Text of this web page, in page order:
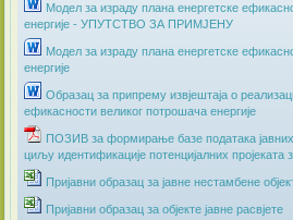
​Модел за израду плана енергетске
енергије - УПУТСТВО ЗА ПРИМЈЕНУ
Модел за израду плана енергетске
енергије
Образац за припрему извјештаја о
ефикасности великог потрошача енергије
ПОЗИВ за формирање базе података јавних
циљу идентификације потенцијалних пројеката
Пријавни образац за јавне нестамбене
Пријавни образац за објекте јавне расвјете